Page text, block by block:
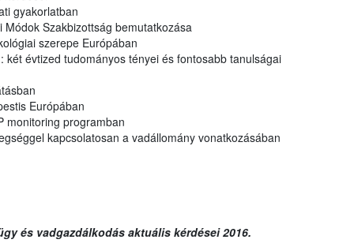
gyakorlatban
Szakbizottság bemutatkozása
szerepe Európában
évtized tudományos tényei és fontosabb tanulságai
Európában
monitoring programban
kapcsolatosan a vadállomány vonatkozásában
és vadgazdálkodás aktuális kérdései 2016.